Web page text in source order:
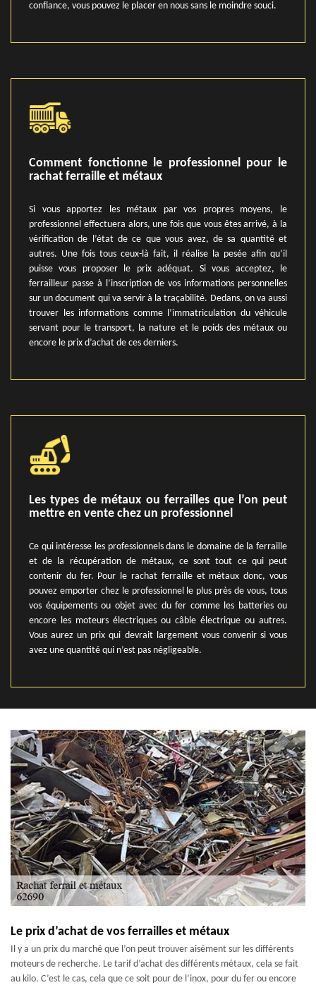
confiance, vous pouvez le placer en nous sans le moindre souci.
Comment fonctionne le professionnel pour le
rachat ferraille et métaux
Si vous apportez les métaux par vos propres moyens, le
professionnel effectuera alors, une fois que vous êtes arrivé, à la
vérification de l’état de ce que vous avez, de sa quantité et
autres. Une fois tous ceux-là fait, il réalise la pesée afin qu’il
puisse vous proposer le prix adéquat. Si vous acceptez, le
ferrailleur passe à l’inscription de vos informations personnelles
sur un document qui va servir à la traçabilité. Dedans, on va aussi
trouver les informations comme l’immatriculation du véhicule
servant pour le transport, la nature et le poids des métaux ou
encore le prix d’achat de ces derniers.
Les types de métaux ou ferrailles que l’on peut
mettre en vente chez un professionnel
Ce qui intéresse les professionnels dans le domaine de la ferraille
et de la récupération de métaux, ce sont tout ce qui peut
contenir du fer. Pour le rachat ferraille et métaux donc, vous
pouvez emporter chez le professionnel le plus près de vous, tous
vos équipements ou objet avec du fer comme les batteries ou
encore les moteurs électriques ou câble électrique ou autres.
Vous aurez un prix qui devrait largement vous convenir si vous
avez une quantité qui n’est pas négligeable.
Le prix d’achat de vos ferrailles et métaux
Il y a un prix du marché que l’on peut trouver aisément sur les différents
moteurs de recherche. Le tarif d’achat des différents métaux, cela se fait
au kilo. C’est le cas, cela que ce soit pour de l’inox, pour du fer ou encore